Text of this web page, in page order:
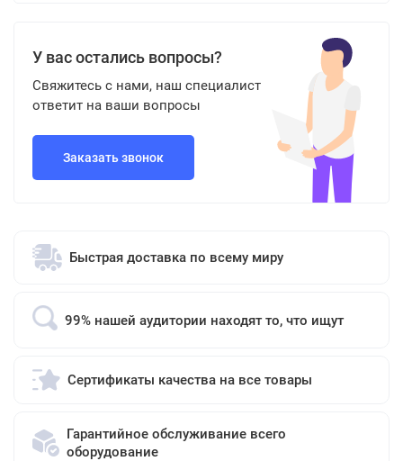
У вас остались вопросы?
Свяжитесь с нами, наш специалист
ответит на ваши вопросы
Заказать звонок
Быстрая доставка по всему миру
99% нашей аудитории находят то, что ищут
Сертификаты качества на все товары
Гарантийное обслуживание всего
оборудование